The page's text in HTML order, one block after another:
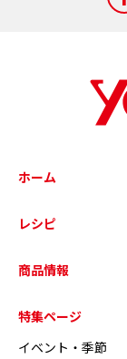
ホーム
レシピ
商品情報
特集ページ
イベント・季節